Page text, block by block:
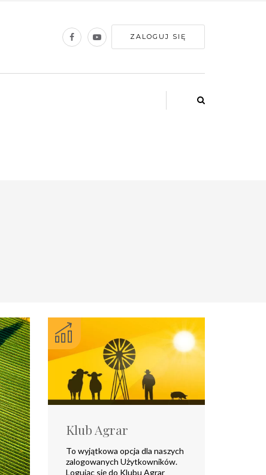
ZALOGUJ SIĘ
Klub Agrar
To wyjątkowa opcja dla naszych
zalogowanych Użytkowników.
Logując się do Klubu Agrar